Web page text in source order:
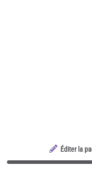
Éditer la